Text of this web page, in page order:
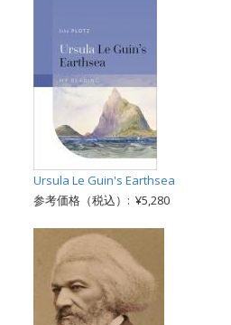
Ursula Le Guin's Earthsea
参考価格（税込）: ¥5,280